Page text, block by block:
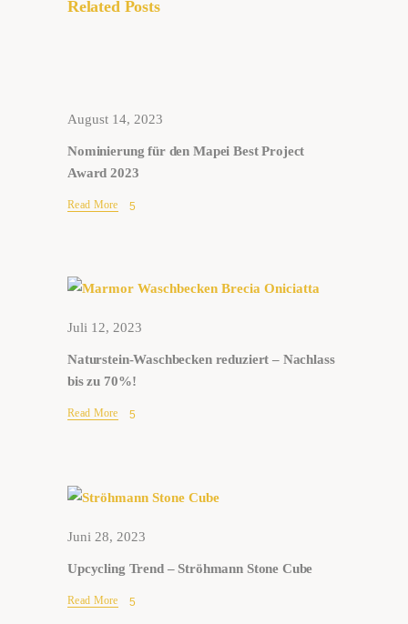
Related Posts
August 14, 2023
Nominierung für den Mapei Best Project
Award 2023
Read More
Juli 12, 2023
Naturstein-Waschbecken reduziert – Nachlass
bis zu 70%!
Read More
Juni 28, 2023
Upcycling Trend – Ströhmann Stone Cube
Read More